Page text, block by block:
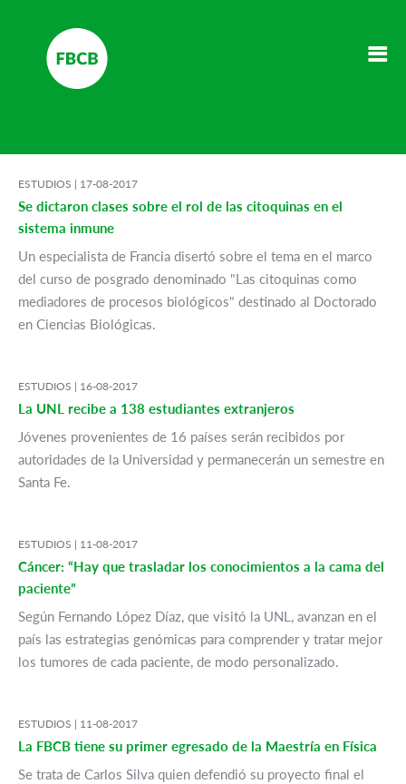
ESTUDIOS | 17-08-2017
Se dictaron clases sobre el rol de las citoquinas en el
sistema inmune
Un especialista de Francia disertó sobre el tema en el marco
del curso de posgrado denominado "Las citoquinas como
mediadores de procesos biológicos" destinado al Doctorado
en Ciencias Biológicas.
ESTUDIOS | 16-08-2017
La UNL recibe a 138 estudiantes extranjeros
Jóvenes provenientes de 16 países serán recibidos por
autoridades de la Universidad y permanecerán un semestre en
Santa Fe.
ESTUDIOS | 11-08-2017
Cáncer: “Hay que trasladar los conocimientos a la cama del
paciente”
Según Fernando López Díaz, que visitó la UNL, avanzan en el
país las estrategias genómicas para comprender y tratar mejor
los tumores de cada paciente, de modo personalizado.
ESTUDIOS | 11-08-2017
La FBCB tiene su primer egresado de la Maestría en Física
Se trata de Carlos Silva quien defendió su proyecto final el